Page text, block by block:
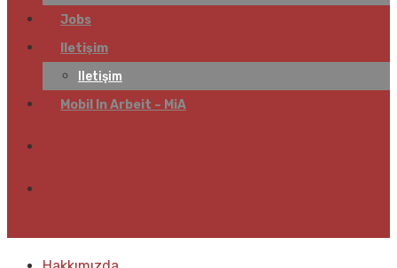
Jobs
Iletişim
Iletişim
Mobil In Arbeit – MiA